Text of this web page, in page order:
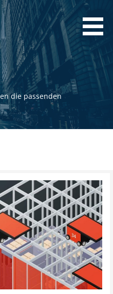
die passenden